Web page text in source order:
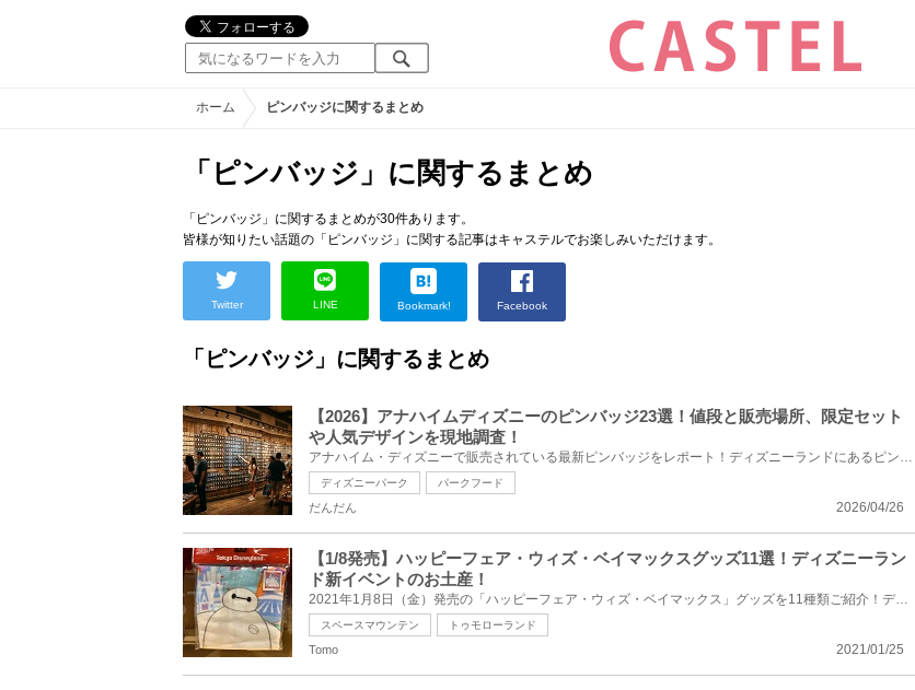
ホーム ピンバッジに関するまとめ
「ピンバッジ」に関するまとめ
「ピンバッジ」に関するまとめが30件あります。
皆様が知りたい話題の「ピンバッジ」に関する記事はキャステルでお楽しみいただけます。
Twitter LINE Bookmark! Facebook
「ピンバッジ」に関するまとめ
【2026】アナハイムディズニーのピンバッジ23選！値段と販売場所、限定セット
や人気デザインを現地調査！
アナハイム・ディズニーで販売されている最新ピンバッジをレポート！ディズニーランドにあるピンバッジ...
ディズニーパーク パークフード
2026/04/26
だんだん
【1/8発売】ハッピーフェア・ウィズ・ベイマックスグッズ11選！ディズニーラン
ド新イベントのお土産！
2021年1月8日（金）発売の「ハッピーフェア・ウィズ・ベイマックス」グッズを11種類ご紹介！ディズニー...
スペースマウンテン トゥモローランド
2021/01/25
Tomo